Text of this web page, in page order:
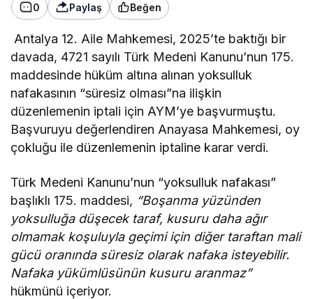
0 Paylaş Beğen
Antalya 12. Aile Mahkemesi, 2025’te baktığı bir
davada, 4721 sayılı Türk Medeni Kanunu’nun 175.
maddesinde hüküm altına alınan yoksulluk
nafakasının “süresiz olması”na ilişkin
düzenlemenin iptali için AYM’ye başvurmuştu.
Başvuruyu değerlendiren Anayasa Mahkemesi, oy
çokluğu ile düzenlemenin iptaline karar verdi.
Türk Medeni Kanunu’nun “yoksulluk nafakası”
başlıklı 175. maddesi, “Boşanma yüzünden
yoksulluğa düşecek taraf, kusuru daha ağır
olmamak koşuluyla geçimi için diğer taraftan mali
gücü oranında süresiz olarak nafaka isteyebilir.
Nafaka yükümlüsünün kusuru aranmaz”
hükmünü içeriyor.